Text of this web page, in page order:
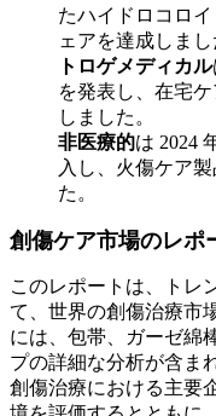
たハイドロコロ
ェアを達成しまし
トロゲメディカル
を発表し、在宅
しました。
非医療的は 2024
入し、火傷ケア
た。
創傷ケア市場のレポ
このレポートは、トレ
て、世界の創傷治療市
には、包帯、ガーゼ綿
プの詳細な分析が含ま
創傷治療における主要